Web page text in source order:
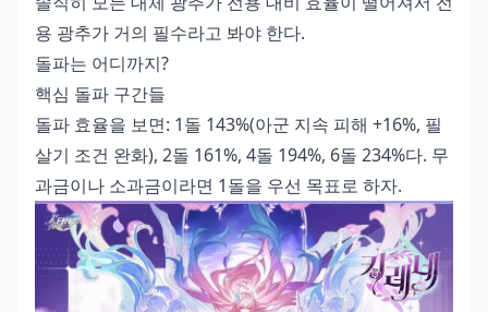
용 광추가 거의 필수라고 봐야 한다.
돌파는 어디까지?
핵심 돌파 구간들
돌파 효율을 보면: 1돌 143%(아군 지속 피해 +16%, 필
살기 조건 완화), 2돌 161%, 4돌 194%, 6돌 234%다. 무
과금이나 소과금이라면 1돌을 우선 목표로 하자.